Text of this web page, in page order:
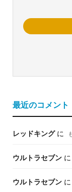
最近のコメント
レッドキングに
ウルトラセブンに
ウルトラセブンに